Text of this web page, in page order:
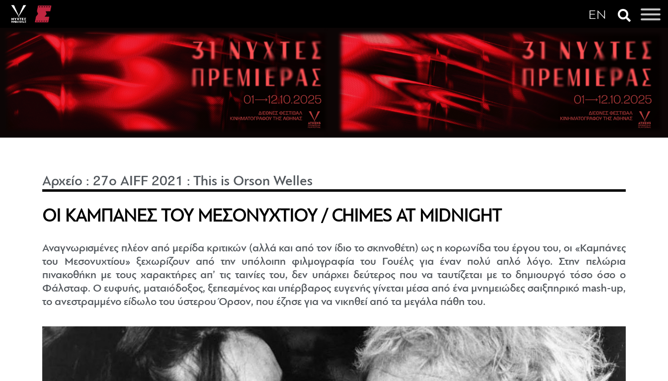
Αρχείο : 27o AIFF 2021 :This is Orson Welles
ΟΙ ΚΑΜΠΑΝΕΣ ΤΟΥ ΜΕΣΟΝΥΧΤΙΟΥ / CHIMES AT MIDNIGHT
Αναγνωρισμένες πλέον από μερίδα κριτικών (αλλά και από τον ίδιο το σκηνοθέτη) ως η κορωνίδα του έργου του, οι «Καμπάνες
του Μεσονυχτίου» ξεχωρίζουν από την υπόλοιπη φιλμογραφία του Γουέλς για έναν πολύ απλό λόγο. Στην πελώρια
πινακοθήκη με τους χαρακτήρες απ’ τις ταινίες του, δεν υπάρχει δεύτερος που να ταυτίζεται με το δημιουργό τόσο όσο ο
Φάλσταφ. Ο ευφυής, ματαιόδοξος, ξεπεσμένος και υπέρβαρος ευγενής γίνεται μέσα από ένα μνημειώδες σαιξπηρικό mash-up,
το ανεστραμμένο είδωλο του ύστερου Όρσον, που έζησε για να νικηθεί από τα μεγάλα πάθη του.